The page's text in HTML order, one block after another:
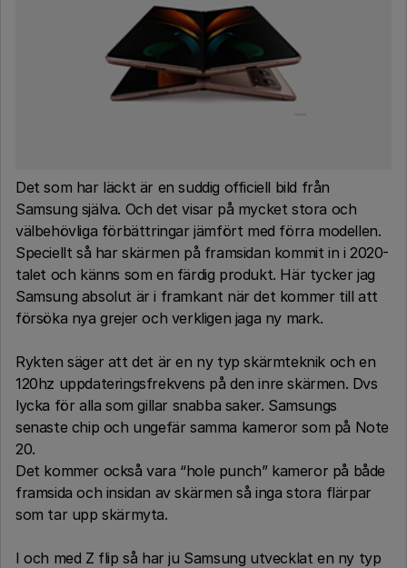
Det som har läckt är en suddig officiell bild från
Samsung själva. Och det visar på mycket stora och
välbehövliga förbättringar jämfört med förra modellen.
Speciellt så har skärmen på framsidan kommit in i 2020-
talet och känns som en färdig produkt. Här tycker jag
Samsung absolut är i framkant när det kommer till att
försöka nya grejer och verkligen jaga ny mark.
Rykten säger att det är en ny typ skärmteknik och en
120hz uppdateringsfrekvens på den inre skärmen. Dvs
lycka för alla som gillar snabba saker. Samsungs
senaste chip och ungefär samma kameror som på Note
20.
Det kommer också vara “hole punch” kameror på både
framsida och insidan av skärmen så inga stora flärpar
som tar upp skärmyta.
I och med Z flip så har ju Samsung utvecklat en ny typ